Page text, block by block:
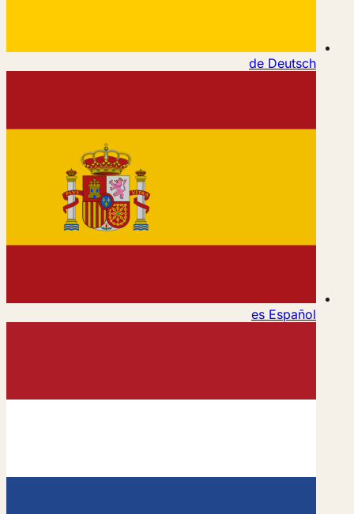
de Deutsch
es Español